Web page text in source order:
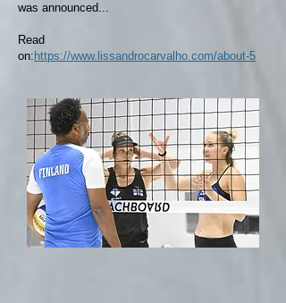
was announced...
Read
on: https://www.lissandrocarvalho.com/about-5